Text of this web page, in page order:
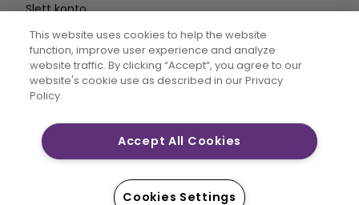
Slett konto
Skriv inn e-
postadresse
CREATIVATE og MYSEWNET er eksklusive varemerker for
Limited LLC eller dets tilknyttede selskaper. Alle
This website uses cookies to help the website
function, improve user experience and analyze
website traffic. By clicking “Accept“, you agree to our
website's cookie use as described in our Privacy
Policy.
Accept All Cookies
Cookies Settings